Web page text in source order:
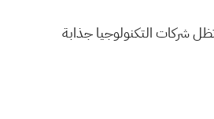
شركات التكنولوجيا جذابة